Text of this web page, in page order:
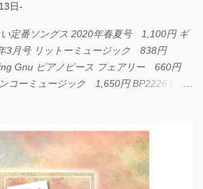
日-
い定番ソングス 2020年春夏号 1,100円 ギ
3月号 リットーミュージック 838円
Gnu ピアノピース フェアリー 660円
コーミュージック 1,650円 BP2226 I